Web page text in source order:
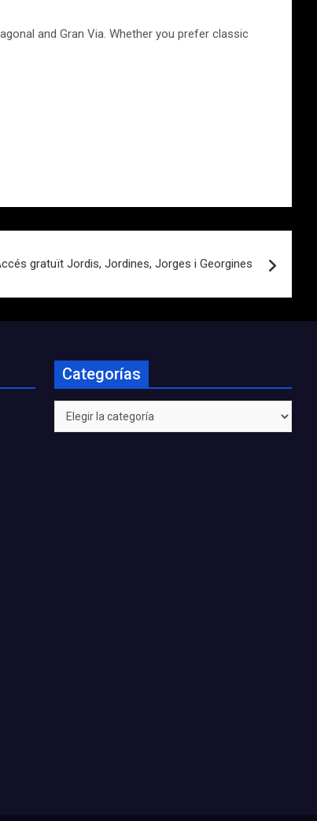
and Gran Via. Whether you prefer classic
gratuït Jordis, Jordines, Jorges i Georgines
Categorías
Categorías